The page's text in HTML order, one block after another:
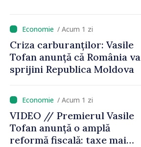
/ Acum 1 zi
Criza carburanților: Vasile
Tofan anunță că România va
sprijini Republica Moldova
/ Acum 1 zi
VIDEO // Premierul Vasile
Tofan anunță o amplă
reformă fiscală: taxe mai